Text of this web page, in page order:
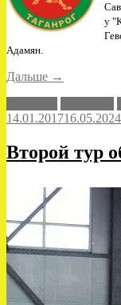
у
Адамян.
Дальше «"Кобарт-
"Кобарт-
–
3-
→
14.01.201716.05.2024
Второй тур